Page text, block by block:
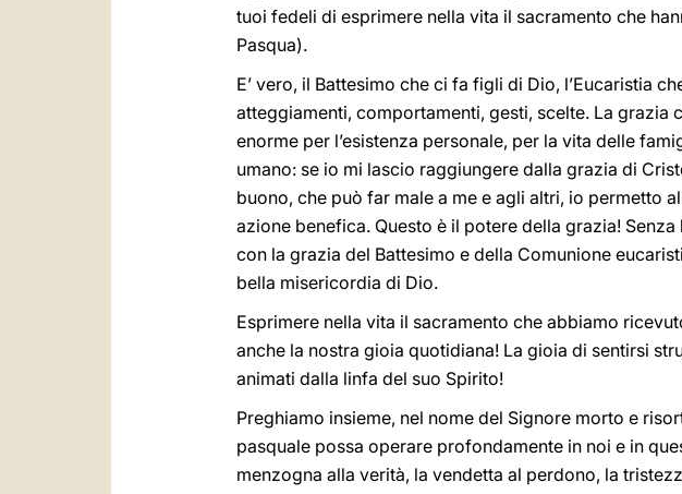
tuoi fedeli di esprimere nella vita il sacramento che
Pasqua).
E’ vero, il Battesimo che ci fa figli di Dio, l’Eucaristia
atteggiamenti, comportamenti, gesti, scelte. La grazia
enorme per l’esistenza personale, per la vita delle
umano: se io mi lascio raggiungere dalla grazia di
buono, che può far male a me e agli altri, io permetto
azione benefica. Questo è il potere della grazia!
con la grazia del Battesimo e della Comunione
bella misericordia di Dio.
Esprimere nella vita il sacramento che abbiamo
anche la nostra gioia quotidiana! La gioia di sentirsi
animati dalla linfa del suo Spirito!
Preghiamo insieme, nel nome del Signore morto e
pasquale possa operare profondamente in noi e in
menzogna alla verità, la vendetta al perdono, la